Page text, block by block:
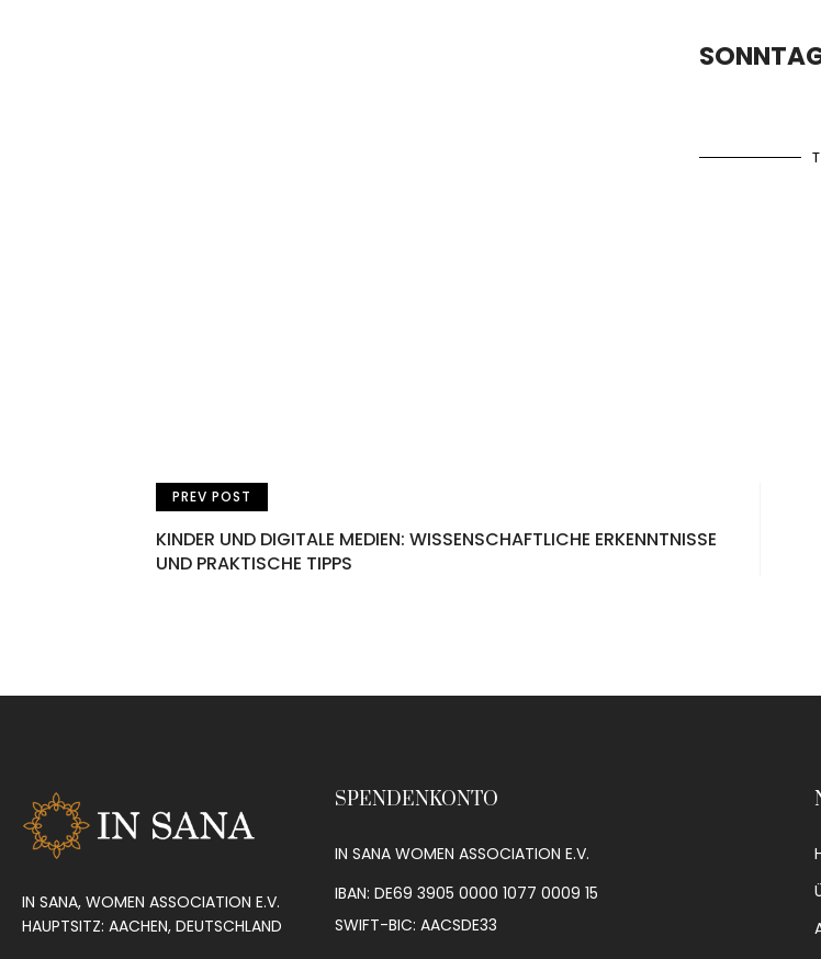
PREV POST
KINDER UND DIGITALE MEDIEN: WISSENSCHAFTLICHE ERKENNTNISSE
UND PRAKTISCHE TIPPS
IN SANA, WOMEN ASSOCIATION E.V.
HAUPTSITZ: AACHEN, DEUTSCHLAND
SPENDENKONTO
IN SANA WOMEN ASSOCIATION E.V.
IBAN: DE69 3905 0000 1077 0009 15
SWIFT-BIC: AACSDE33